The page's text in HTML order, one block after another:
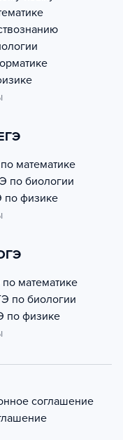
математике
по биологии
по физике
математике
по биологии
по физике
соглашение